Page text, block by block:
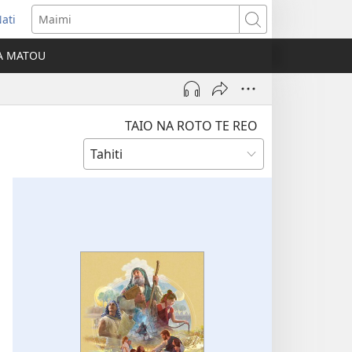
Maimi
MATOU
TAIO NA ROTO TE REO